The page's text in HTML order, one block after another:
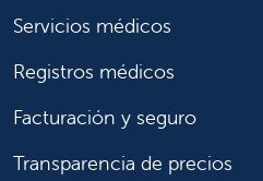
Servicios médicos
Registros médicos
Facturación y seguro
Transparencia de precios